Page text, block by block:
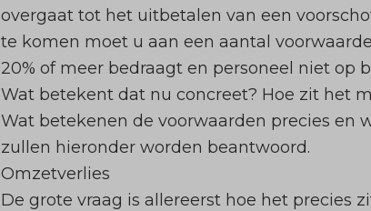
overgaat tot het uitbetalen van een
te komen moet u aan een aantal
20% of meer bedraagt en personeel niet op
Wat betekent dat nu concreet? Hoe zit het
Wat betekenen de voorwaarden precies en
zullen hieronder worden beantwoord.
Omzetverlies
De grote vraag is allereerst hoe het precies